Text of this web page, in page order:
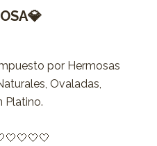
por Hermosas
Ovaladas,
Platino.